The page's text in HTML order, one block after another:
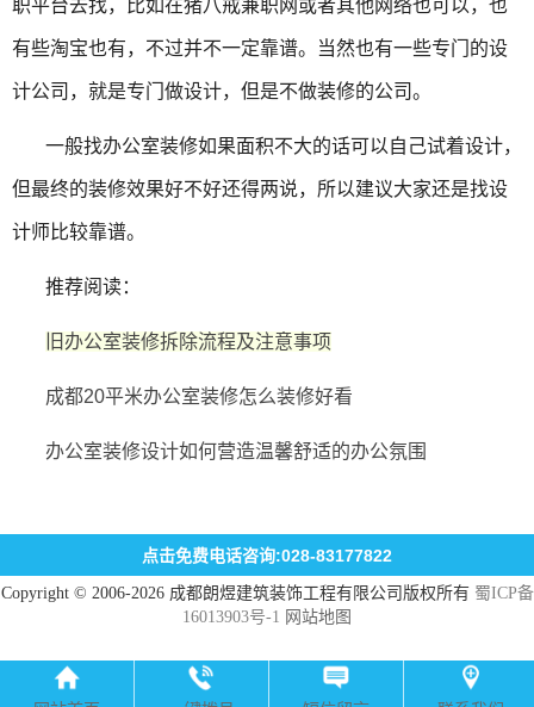
职平台去找，比如在猪八戒兼职网或者其他网络也可以，也
有些淘宝也有，不过并不一定靠谱。当然也有一些专门的设
计公司，就是专门做设计，但是不做装修的公司。
一般找办公室装修如果面积不大的话可以自己试着设计，
但最终的装修效果好不好还得两说，所以建议大家还是找设
计师比较靠谱。
推荐阅读：
旧办公室装修拆除流程及注意事项
成都20平米办公室装修怎么装修好看
办公室装修设计如何营造温馨舒适的办公氛围
点击免费电话咨询:028-83177822
Copyright © 2006-2026 成都朗煜建筑装饰工程有限公司版权所有 蜀ICP备
16013903号-1 网站地图